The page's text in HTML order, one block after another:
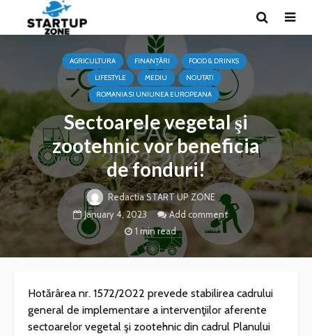
AGRICULTURA FINANȚĂRI
FOOD & DRINKS
LIFESTYLE
MEDIU
NOUTATI
ROMANIA SI UNIUNEA EUROPEANA
Sectoarele vegetal şi
zootehnic vor beneficia
de fonduri!
Redactia START UP ZONE
January 4, 2023
Add comment
1 min read
Hotărârea nr. 1572/2022 prevede stabilirea cadrului
general de implementare a intervenţiilor aferente
sectoarelor vegetal şi zootehnic din cadrul Planului